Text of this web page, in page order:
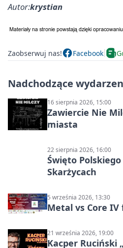
Autor:krystian
Zaobserwuj nas! Facebook
Nadchodzące
16 sierpnia 2026, 15:00
Zawiercie Nie
miasta
22 sierpnia 2026, 16:00
Święto Polskiego
Skarżycach
5 września 2026, 13:30
Metal vs Core
21 września 2026, 19:00
Kacper Ruciński